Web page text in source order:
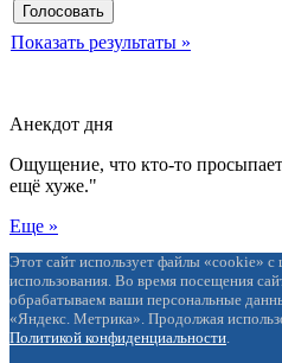
Показать результаты »
Анекдот дня
Ощущение, что кто-то
ещё хуже."
Еще »
Этот сайт использует файлы «cookie»
использования. Во время посещения
обрабатываем ваши персональные
«Яндекс. Метрика». Продолжая
Политикой конфиденциальности